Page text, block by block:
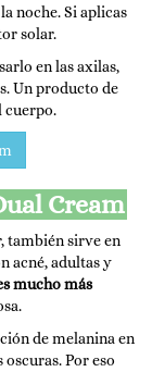
noche. Si aplicas
solar.
en las axilas,
Un producto de
cuerpo.
Cream
también sirve en
acné, adultas y
mucho más
de melanina en
Por eso